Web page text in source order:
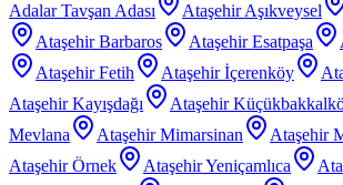
Adalar Tavşan Adası
Ataşehir Aşıkveysel
Ataşehir Barbaros
Ataşehir Esatpaşa
Ataşehir Fetih
Ataşehir İçerenköy
Ataşehir Kayışdağı
Ataşehir
Mevlana
Ataşehir Mimarsinan
Ataşehir
Ataşehir Örnek
Ataşehir Yeniçamlıca